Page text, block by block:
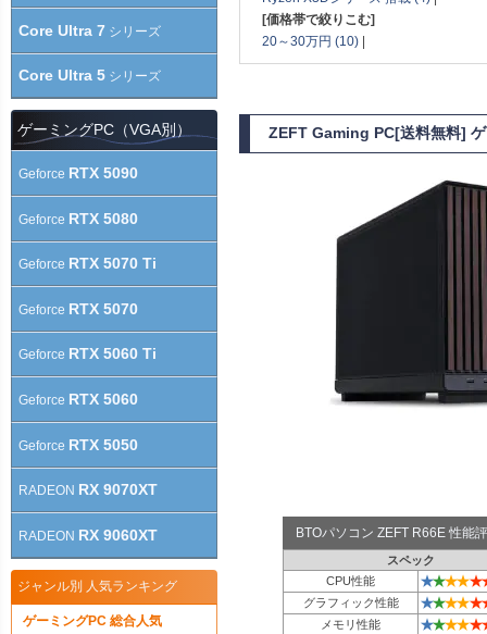
[価格帯で絞りこむ]
20～30万円 (10) |
ZEFT Gaming PC[送料無料]
BTOパソコン ZEFT R66E 性能
スペック
CPU性能
★★★★★
グラフィック性能 ★★★★★
メモリ性能 ★★★★★
Core Ultra 7 シリーズ
Core Ultra 5 シリーズ
ゲーミングPC（VGA別）
Geforce RTX 5090
Geforce RTX 5080
Geforce RTX 5070 Ti
Geforce RTX 5070
Geforce RTX 5060 Ti
Geforce RTX 5060
Geforce RTX 5050
RADEON RX 9070XT
RADEON RX 9060XT
ジャンル別 人気ランキング
ゲーミングPC 総合人気